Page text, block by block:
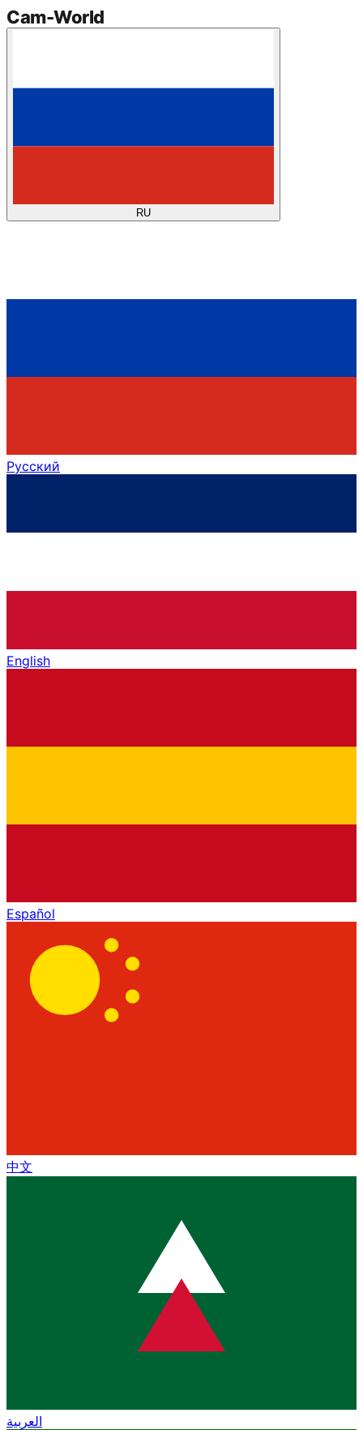
Cam-World
RU
Русский
English
Español
中文
العربية